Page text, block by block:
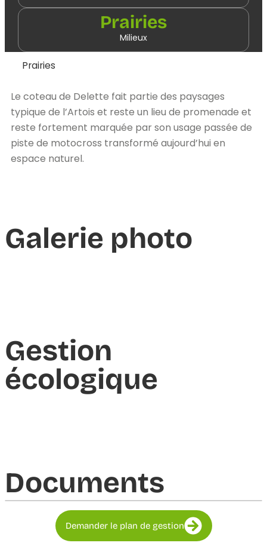
Prairies
Milieux
Prairies
Le coteau de Delette fait partie des paysages
typique de l’Artois et reste un lieu de promenade et
reste fortement marquée par son usage passée de
piste de motocross transformé aujourd’hui en
espace naturel.
Galerie photo
Gestion
écologique
Documents​
Demander le plan de gestion